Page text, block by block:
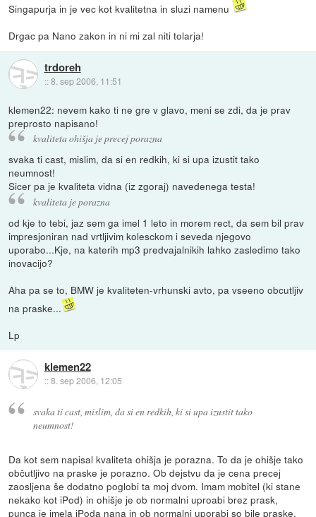
Singapurja in je vec kot kvalitetna in sluzi namenu
Drgac pa Nano zakon in ni mi zal niti tolarja!
trdoreh
::8. sep 2006, 11:51
klemen22: nevem kako ti ne gre v glavo, meni se zdi, da je prav
preprosto napisano!
kvaliteta ohišja je precej porazna
svaka ti cast, mislim, da si en redkih, ki si upa izustit tako
neumnost!
Sicer pa je kvaliteta vidna (iz zgoraj) navedenega testa!
kvaliteta je porazna
od kje to tebi, jaz sem ga imel 1 leto in morem rect, da sem bil prav
impresjoniran nad vrtljivim kolesckom i seveda njegovo
uporabo...Kje, na katerih mp3 predvajalnikih lahko zasledimo tako
inovacijo?
Aha pa se to, BMW je kvaliteten-vrhunski avto, pa vseeno obcutljiv
na praske...
Lp
klemen22
::8. sep 2006, 12:05
svaka ti cast, mislim, da si en redkih, ki si upa izustit tako
neumnost!
Da kot sem napisal kvaliteta ohišja je porazna. To da je ohišje tako
občutljivo na praske je porazno. Ob dejstvu da je cena precej
zaosljena še dodatno poglobi ta moj dvom. Imam mobitel (ki stane
nekako kot iPod) in ohišje je ob normalni uproabi brez prask,
punca je imela iPoda nana in ob normalni uporabi so bile praske.